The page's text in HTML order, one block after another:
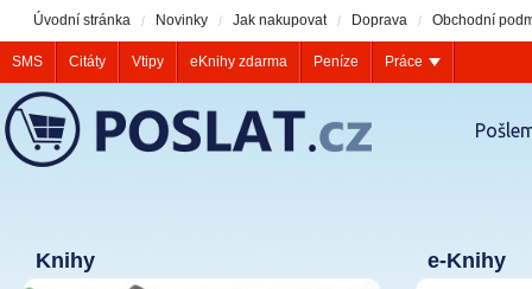
Knihy e-Knihy
Úvodní stránka Novinky Jak nakupovat Doprava Obchodní
SMS Citáty Vtipy eKnihy zdarma Peníze Práce